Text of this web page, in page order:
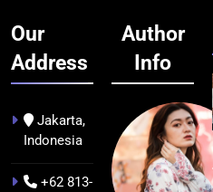
Our
Address
Jakarta,
Indonesia
+62 813-
Author
Info
BERITA
BUDAYA
Pontianak
dalam Peta
BERITA
NEWS
Festival
Budaya